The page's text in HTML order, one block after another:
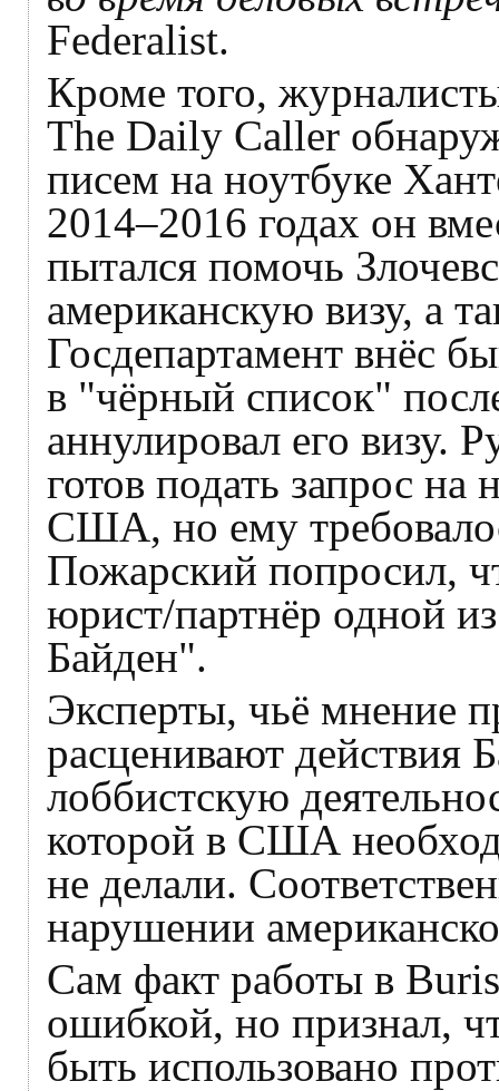
Federalist.
Кроме того,
The Daily Caller
писем на ноутбуке
2014–2016 годах он
пытался помочь
американскую визу, а
Госдепартамент внёс
в "чёрный список"
аннулировал его визу.
готов подать запрос на
США, но ему
Пожарский попросил,
юрист/партнёр одной
Байден".
Эксперты, чьё мнение
расценивают действия
лоббистскую
которой в США
не делали.
нарушении
Сам факт работы в
ошибкой, но признал,
быть использовано